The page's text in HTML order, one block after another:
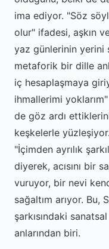
ima ediyor. "Söz
olur" ifadesi, aşkın
yaz günlerinin yerini
metaforik bir dille
iç hesaplaşmaya
ihmallerimi
de göz ardı
keşkelerle
"İçimden ayrılık
diyerek, acısını bir
vuruyor, bir nevi
sağaltım arıyor. Bu,
şarkısındaki
anlarından biri.